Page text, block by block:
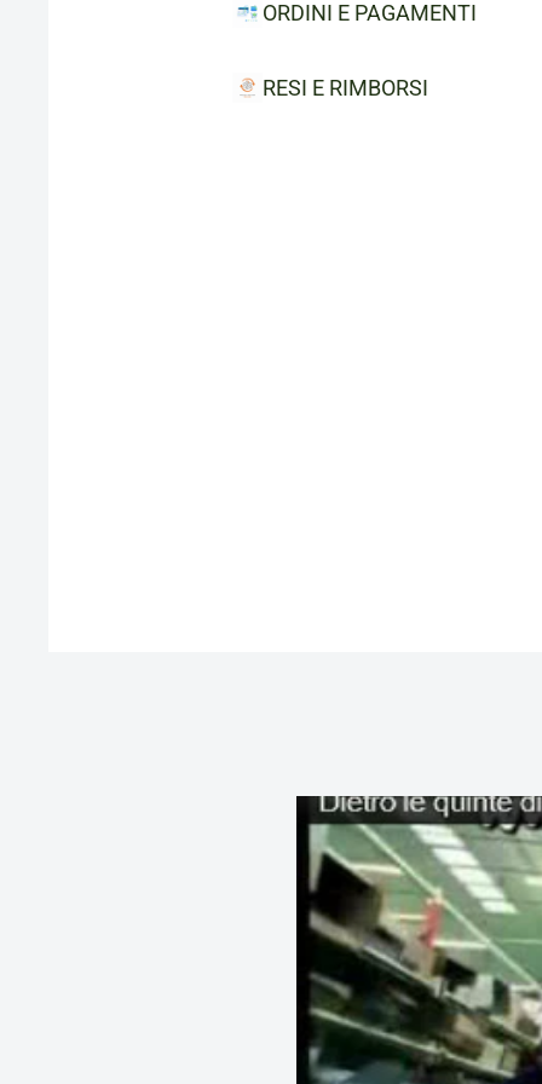
ORDINI E PAGAMENTI
RESI E RIMBORSI